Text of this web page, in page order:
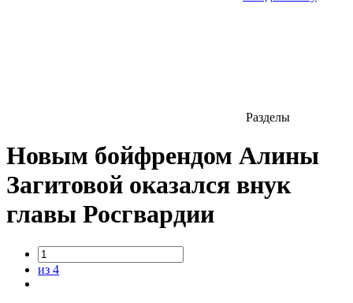
Разделы
Новым бойфрендом Алины
Загитовой оказался внук
главы Росгвардии
из 4